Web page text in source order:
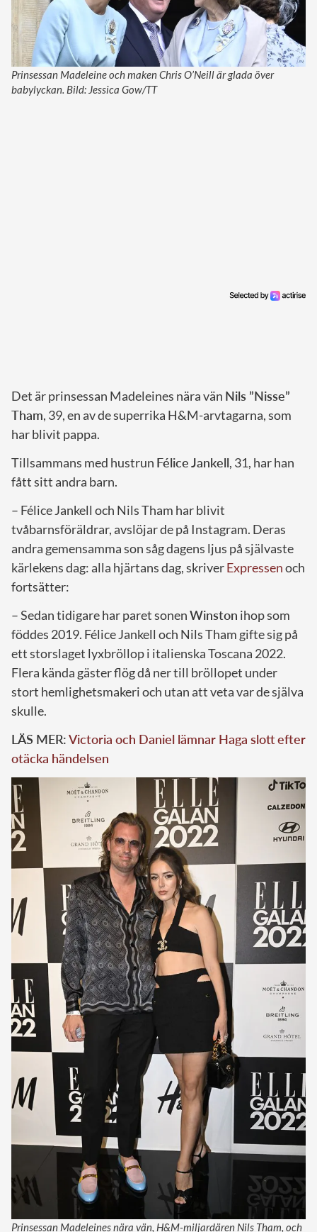
Prinsessan Madeleine och maken Chris O’Neill är glada över
babylyckan. Bild: Jessica Gow/TT
Det är prinsessan Madeleines nära vän Nils ”Nisse”
Tham, 39, en av de superrika H&M-arvtagarna, som
har blivit pappa.
Tillsammans med hustrun Félice Jankell, 31, har han
fått sitt andra barn.
– Félice Jankell och Nils Tham har blivit
tvåbarnsföräldrar, avslöjar de på Instagram. Deras
andra gemensamma son såg dagens ljus på självaste
kärlekens dag: alla hjärtans dag, skriverExpressenoch
fortsätter:
– Sedan tidigare har paret sonenWinston ihop som
föddes 2019. Félice Jankell och Nils Tham gifte sig på
ett storslaget lyxbröllop i italienska Toscana 2022.
Flera kända gäster flög då ner till bröllopet under
stort hemlighetsmakeri och utan att veta var de själva
skulle.
LÄS MER:Victoria och Daniel lämnar Haga slott efter
otäcka händelsen
Prinsessan Madeleines nära vän, H&M-miljardären Nils Tham, och